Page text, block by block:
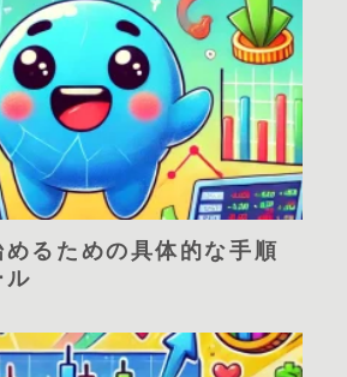
るための具体的な手順
ル